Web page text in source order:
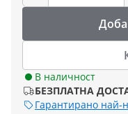
В наличност
БЕЗПЛАТНА
Гарантирано най-